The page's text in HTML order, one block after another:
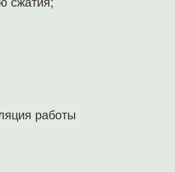
работы